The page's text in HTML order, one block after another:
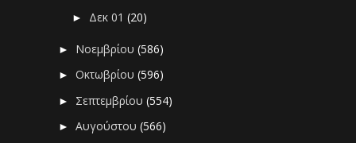
► Δεκ 01(20)
► Νοεμβρίου(586)
►Οκτωβρίου(596)
► Σεπτεμβρίου(554)
►Αυγούστου(566)